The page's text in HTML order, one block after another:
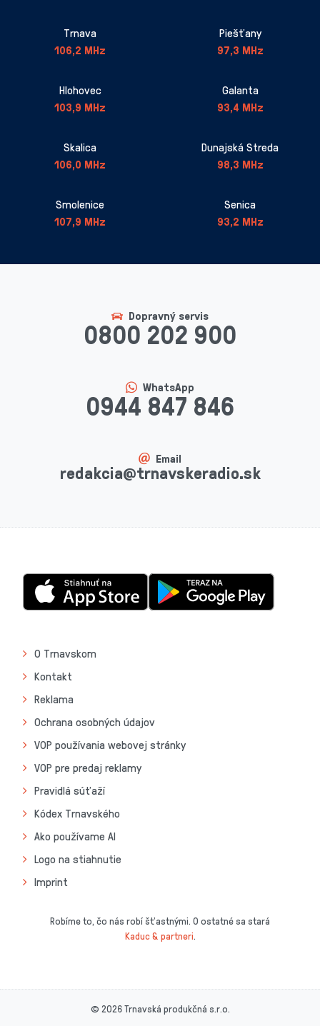
Trnava
106,2 MHz
Piešťany
97,3 MHz
Hlohovec
103,9 MHz
Galanta
93,4 MHz
Skalica
106,0 MHz
Dunajská Streda
98,3 MHz
Smolenice
107,9 MHz
Senica
93,2 MHz
Dopravný servis
0800 202 900
WhatsApp
0944 847 846
Email
redakcia@trnavskeradio.sk
O Trnavskom
Kontakt
Reklama
Ochrana osobných údajov
VOP používania webovej stránky
VOP pre predaj reklamy
Pravidlá súťaží
Kódex Trnavského
Ako používame AI
Logo na stiahnutie
Imprint
Robíme to, čo nás robí šťastnými. O ostatné sa stará
Kaduc & partneri.
© 2026 Trnavská produkčná s.r.o.